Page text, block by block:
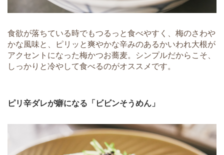
食欲が落ちている時でもつるっと食べやすく、梅のさわや
かな風味と、ピリッと爽やかな辛みのあるかいわれ大根が
アクセントになった梅かつお蕎麦。シンプルだからこそ、
しっかりと冷やして食べるのがオススメです。
ピリ辛ダレが癖になる「ビビンそうめん」